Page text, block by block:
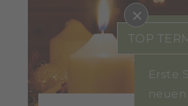
×
TOP
Erste
neuen